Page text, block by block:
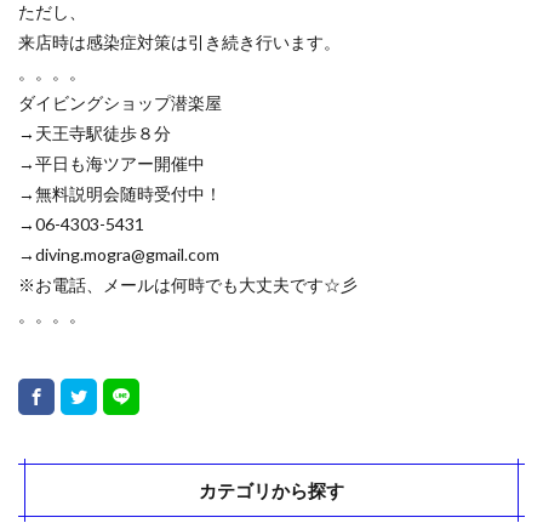
ただし、
来店時は感染症対策は引き続き行います。
。。。。
ダイビングショップ潜楽屋
→天王寺駅徒歩８分
→平日も海ツアー開催中
→無料説明会随時受付中！
→06-4303-5431
→diving.mogra@gmail.com
※お電話、メールは何時でも大丈夫です☆彡
。。。。
カテゴリから探す